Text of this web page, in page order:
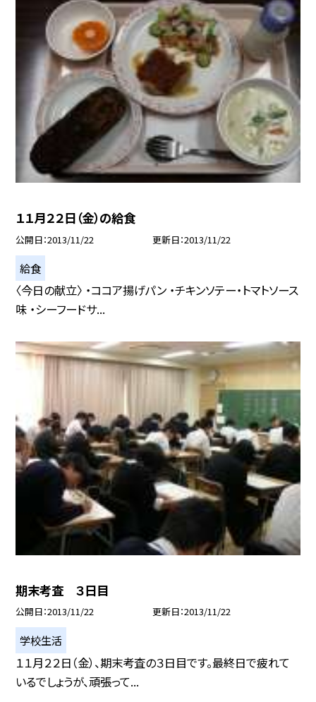
１１月２２日（金）の給食
公開日 2013/11/22 更新日 2013/11/22
給食
〈今日の献立〉 ・ココア揚げパン ・チキンソテー・トマトソース
味 ・シーフードサ...
期末考査 ３日目
公開日 2013/11/22 更新日 2013/11/22
学校生活
１１月２２日（金）、期末考査の３日目です。最終日で疲れて
いるでしょうが、頑張って...